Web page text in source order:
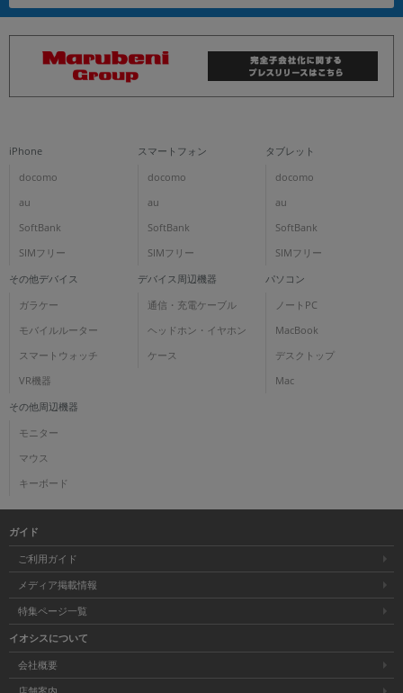
iPhone
docomo
au
SoftBank
SIMフリー
スマートフォン
docomo
au
SoftBank
SIMフリー
タブレット
docomo
au
SoftBank
SIMフリー
その他デバイス
ガラケー
モバイルルーター
スマートウォッチ
VR機器
デバイス周辺機器
通信・充電ケーブル
ヘッドホン・イヤホン
ケース
パソコン
ノートPC
MacBook
デスクトップ
Mac
その他周辺機器
モニター
マウス
キーボード
ガイド
ご利用ガイド
メディア掲載情報
特集ページ一覧
イオシスについて
会社概要